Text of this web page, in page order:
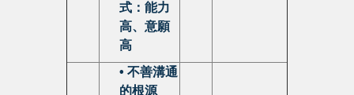
式：能力
高、意願
高
• 不善溝通
的根源